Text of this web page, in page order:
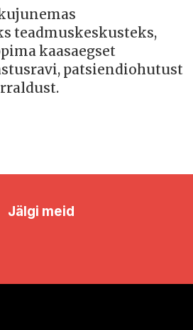
teadmuskeskusteks,
kaasaegset
patsiendiohutust
Jälgi meid